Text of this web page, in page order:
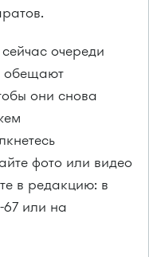
очереди
обещают
они снова
фото или видео
в редакцию: в
67 или на